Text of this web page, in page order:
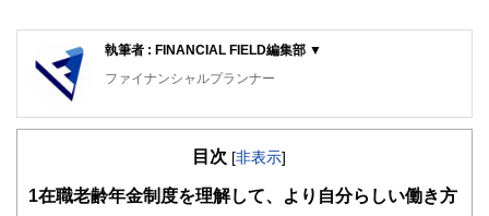
執筆者 : FINANCIAL FIELD編集部 ▼
ファイナンシャルプランナー
FinancialField編集部は、金融、経済に関する記事を、日々
知識がない方でも理解できるようわかりやすく発信していま
目次 [非表示]
1 在職老齢年金制度を理解して、より自分らしい働き方